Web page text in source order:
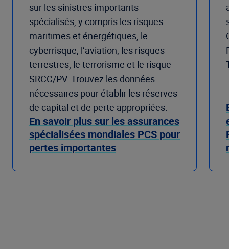
sur les sinistres importants
spécialisés, y compris les risques
maritimes et énergétiques, le
cyberrisque, l’aviation, les risques
terrestres, le terrorisme et le risque
SRCC/PV. Trouvez les données
nécessaires pour établir les réserves
de capital et de perte appropriées.
En savoir plus sur les assurances
spécialisées mondiales PCS pour
pertes importantes